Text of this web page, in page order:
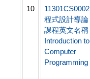
10
11301CS0002
程式設計導論
課程英文名稱
Introduction to
Computer
Programming